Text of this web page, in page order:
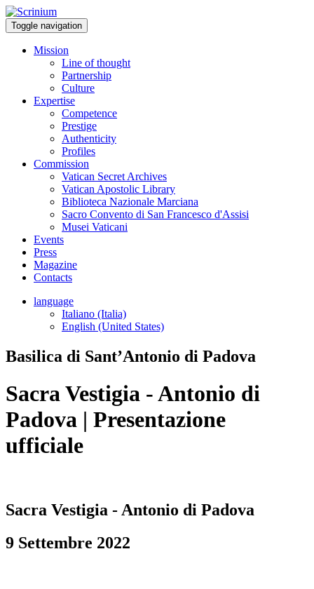
Toggle navigation
Mission
Line of thought
Partnership
Culture
Expertise
Competence
Prestige
Authenticity
Profiles
Commission
Vatican Secret Archives
Vatican Apostolic Library
Biblioteca Nazionale Marciana
Sacro Convento di San Francesco d'Assisi
Musei Vaticani
Events
Press
Magazine
Contacts
language
Italiano (Italia)
English (United States)
Basilica di Sant’Antonio di Padova
Sacra Vestigia - Antonio di
Padova | Presentazione
ufficiale
Sacra Vestigia - Antonio di Padova
9 Settembre 2022